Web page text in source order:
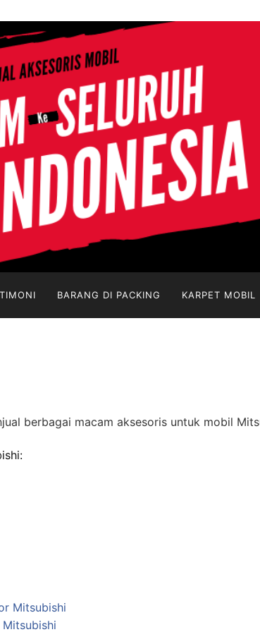
BARANG DI PACKING KARPET MOBIL
berbagai macam aksesoris untuk mobil
Mitsubishi